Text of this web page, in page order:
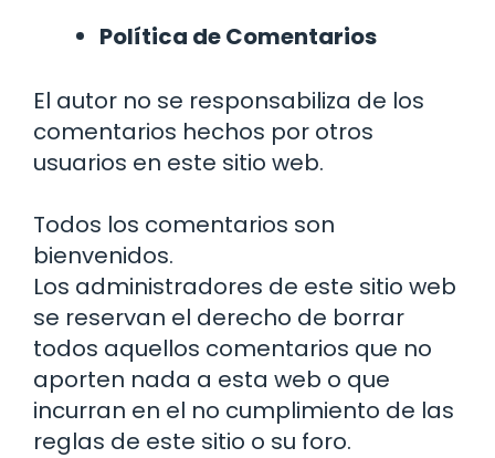
Política de Comentarios
El autor no se responsabiliza de los
comentarios hechos por otros
usuarios en este sitio web.
Todos los comentarios son
bienvenidos.
Los administradores de este sitio web
se reservan el derecho de borrar
todos aquellos comentarios que no
aporten nada a esta web o que
incurran en el no cumplimiento de las
reglas de este sitio o su foro.